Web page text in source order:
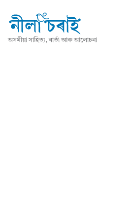
অসমীয়া সাহিত্য, বাৰ্তা আৰু আলোচনা